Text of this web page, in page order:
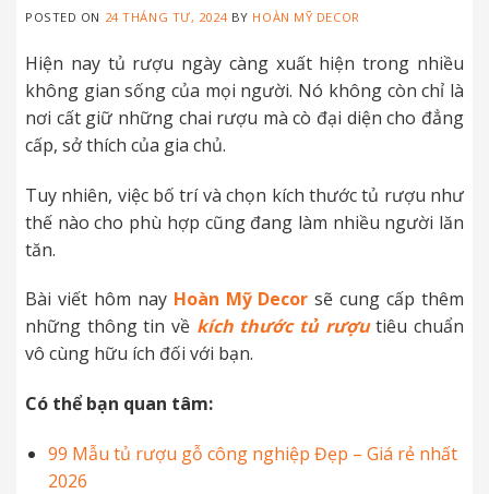
POSTED ON 24 THÁNG TƯ, 2024BY HOÀN MỸ DECOR
Hiện nay tủ rượu ngày càng xuất hiện trong nhiều
không gian sống của mọi người. Nó không còn chỉ là
nơi cất giữ những chai rượu mà cò đại diện cho đẳng
cấp, sở thích của gia chủ.
Tuy nhiên, việc bố trí và chọn kích thước tủ rượu như
thế nào cho phù hợp cũng đang làm nhiều người lăn
tăn.
Bài viết hôm nay Hoàn Mỹ Decor sẽ cung cấp thêm
những thông tin về kích thước tủ rượutiêu chuẩn
vô cùng hữu ích đối với bạn.
Có thể bạn quan tâm:
99 Mẫu tủ rượu gỗ công nghiệp Đẹp – Giá rẻ nhất
2026